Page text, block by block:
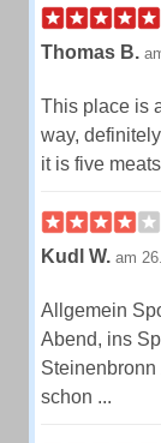
Thomas B.
This place is
way,
it is five
Kudl W. am
Allgemein
Abend, ins
schon ...